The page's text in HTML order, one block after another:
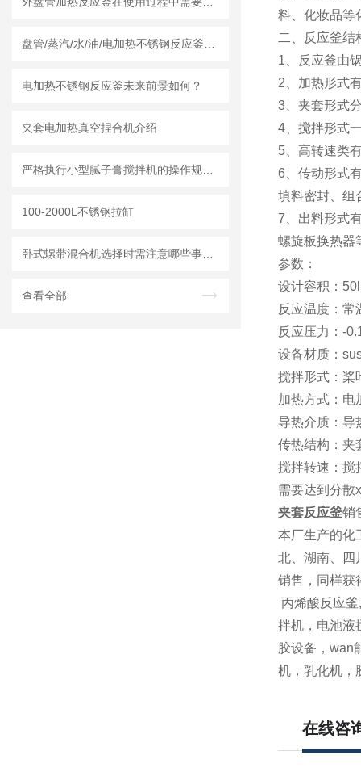
电加热不锈钢反应釜未来前景如何？
夹套电加热真空捏合机介绍
100-2000L不锈钢拉缸
查看全部
料、化妆品等
二、反应釜结
1、反应釜由
2、加热形式
3、夹套形式
4、搅拌形式
5、高转速类
6、传动形式
填料密封、组
7、出料形式
螺旋板换热器
参数：
设计容积：
反应温度：
反应压力：-
设备材质：
搅拌形式：桨
加热方式：电
导热介质：导
传热结构：夹
搅拌转速：搅
需要达到分
夹套反应釜销
本厂生产的化
北、湖南、四
销售，同样获
丙烯酸反应
拌机，电池液
胶设备，wan
机，乳化机，
在线咨